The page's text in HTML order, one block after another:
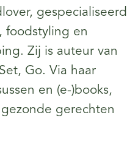
gespecialiseerd
foodstyling en
Zij is auteur van
Go. Via haar
en (e-)books,
gerechten